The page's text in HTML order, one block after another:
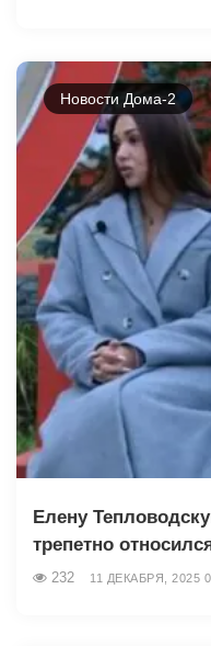
Новости Дома-2
Елену
трепетно
232 11 ДЕКАБРЯ, 2025